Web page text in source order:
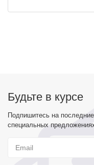
Будьте в курсе
Подпишитесь на
специальных